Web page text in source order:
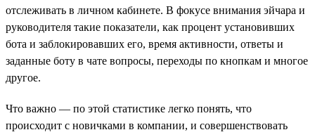
отслеживать в личном кабинете. В фокусе внимания эйчара и
руководителя такие показатели, как процент установивших
бота и заблокировавших его, время активности, ответы и
заданные боту в чате вопросы, переходы по кнопкам и многое
другое.
Что важно — по этой статистике легко понять, что
происходит с новичками в компании, и совершенствовать